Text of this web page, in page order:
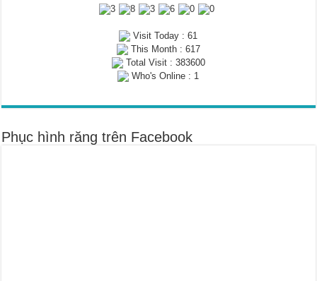
Visit Today : 61
This Month : 617
Total Visit : 383600
Who's Online : 1
Phục hình răng trên Facebook